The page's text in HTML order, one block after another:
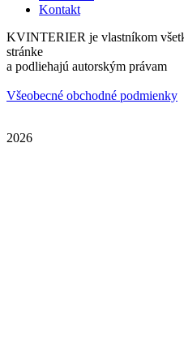
Kontakt
KVINTERIER je vlastníkom
stránke
a podliehajú autorským právam
Všeobecné obchodné podmienky
2026